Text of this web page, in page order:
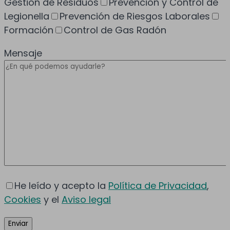
Legionella
Prevención de Riesgos Laborales
Formación
Control de Gas Radón
Mensaje
He leído y acepto la Política de Privacidad,
Cookies y el Aviso legal